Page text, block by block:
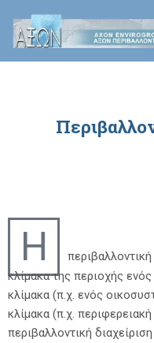
Μεταπηδήστε
στο
Η
κλίμακα της περιοχής
κλίμακα (π.χ. ενός
κλίμακα (π.χ.
περιβαλλοντική